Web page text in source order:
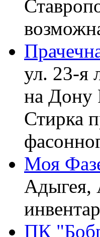
ул. 23-я
на Дону
Стирка
Моя
Адыгея,
ПК